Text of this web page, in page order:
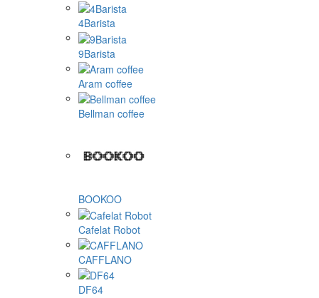
4Barista
9Barista
Aram coffee
Bellman coffee
BOOKOO
Cafelat Robot
CAFFLANO
DF64